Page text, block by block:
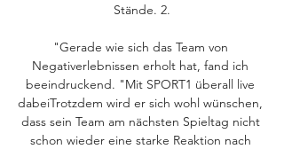
Stände. 2.
"Gerade wie sich das Team von
Negativerlebnissen erholt hat, fand ich
beeindruckend. "Mit SPORT1 überall live
dabeiTrotzdem wird er sich wohl wünschen,
dass sein Team am nächsten Spieltag nicht
schon wieder eine starke Reaktion nach